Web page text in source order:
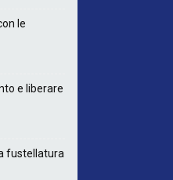
le
e liberare
fustellatura